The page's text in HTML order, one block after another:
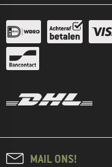
MAIL ONS!